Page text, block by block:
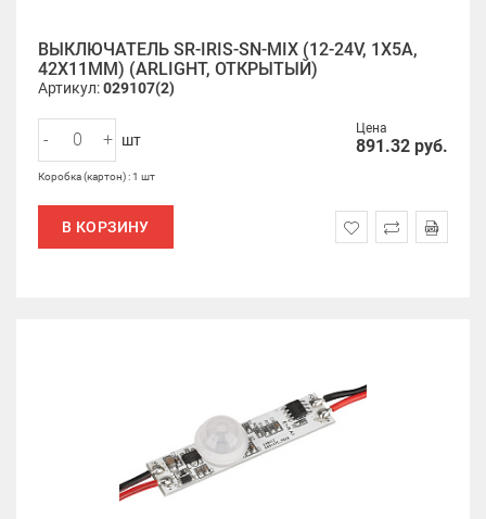
ВЫКЛЮЧАТЕЛЬ SR-IRIS-SN-MIX (12-24V, 1X5A,
42X11MM) (ARLIGHT, ОТКРЫТЫЙ)
Артикул:029107(2)
Цена
891.32 руб.
- + шт
Коробка (картон) : 1 шт
В КОРЗИНУ